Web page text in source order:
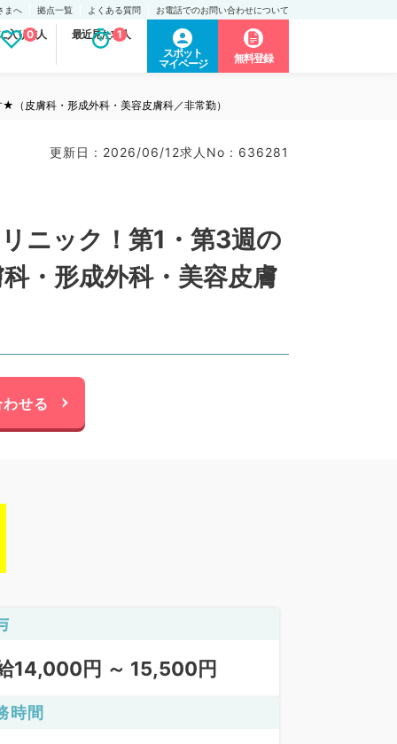
まへ 拠点一覧 よくある質問 お電話でのお問い合わせについて
入り求人
0 最近見た求人
1
スポット
マイページ
無料登録
皮膚科・形成外科・美容皮膚科／非常勤）
更新日 : 2026/06/12求人No : 636281
ニック！第1・第3週の
・形成外科・美容皮膚
せる
14,000円 ～ 15,500円
時間